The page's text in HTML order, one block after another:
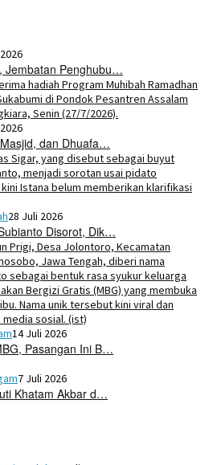
Jembatan Penghubu…
dan Dhuafa…
28 Juli 2026
Disorot, Dik…
14 Juli 2026
Pasangan Ini B…
7 Juli 2026
Khatam Akbar d…